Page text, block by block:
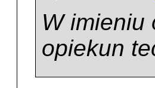
W imieniu
opiekun